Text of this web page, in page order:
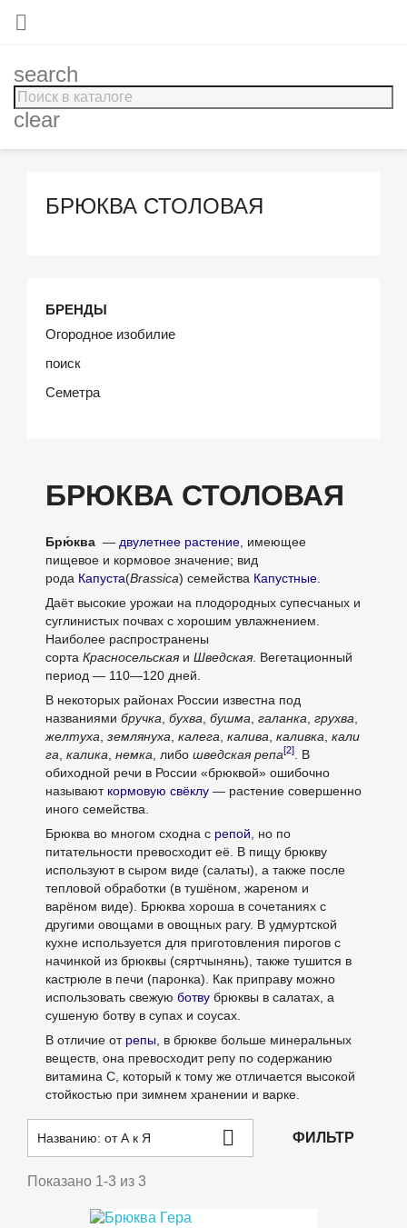

search
clear
БРЮКВА СТОЛОВАЯ
БРЕНДЫ
Огородное изобилие
поиск
Семетра
БРЮКВА СТОЛОВАЯ
Брю́ква — двулетнее растение , имеющее
пищевое и кормовое значение; вид
рода Капуста(Brassica) семейства Капустные
Даёт высокие урожаи на плодородных супесчаных и
суглинистых почвах с хорошим увлажнением.
Наиболее распространены
сорта Красносельская и Шведская . Вегетационный
период — 110—120 дней.
В некоторых районах России известна под
названиями бручка бухва бушма галанка грухва
желтуха землянуха калега калива каливка кали
га калика немка , либо шведская репа[2]
. В
обиходной речи в России «брюквой» ошибочно
называют кормовую свёклу — растение совершенно
иного семейства.
Брюква во многом сходна с репой , но по
питательности превосходит её. В пищу брюкву
используют в сыром виде (салаты), а также после
тепловой обработки (в тушёном, жареном и
варёном виде). Брюква хороша в сочетаниях с
другими овощами в овощных рагу. В удмуртской
кухне используется для приготовления пирогов с
начинкой из брюквы (сяртчынянь), также тушится в
кастрюле в печи (паронка). Как приправу можно
использовать свежую ботву брюквы в салатах, а
сушеную ботву в супах и соусах.
В отличие от репы , в брюкве больше минеральных
веществ, она превосходит репу по содержанию
витамина C, который к тому же отличается высокой
стойкостью при зимнем хранении и варке.
Названию: от А к Я  ФИЛЬТР
Показано 1-3 из 3